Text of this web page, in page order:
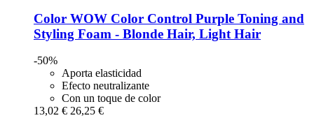
Color WOW Color Control Purple Toning and
Styling Foam -​ Blonde Hair, Light Hair
-50%
Aporta elasticidad
Efecto neutralizante
Con un toque de color
13,02 € 26,25 €